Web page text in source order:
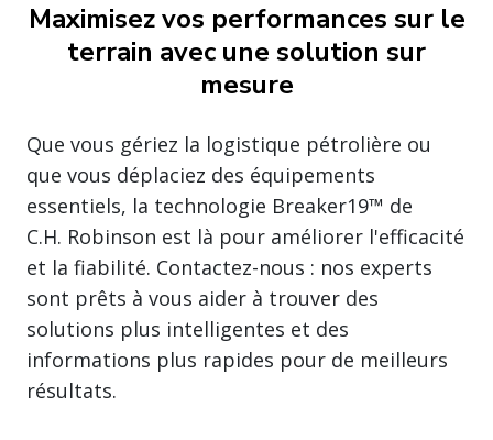
Maximisez vos performances sur le
terrain avec une solution sur
mesure
Que vous gériez la logistique pétrolière ou
que vous déplaciez des équipements
essentiels, la technologie Breaker19™ de
C.H. Robinson est là pour améliorer l'efficacité
et la fiabilité. Contactez-nous : nos experts
sont prêts à vous aider à trouver des
solutions plus intelligentes et des
informations plus rapides pour de meilleurs
résultats.